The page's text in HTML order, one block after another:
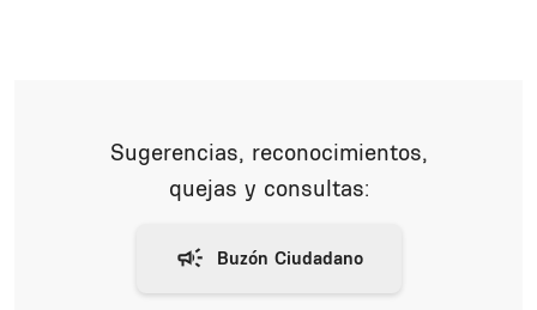
Sugerencias, reconocimientos,
quejas y consultas: